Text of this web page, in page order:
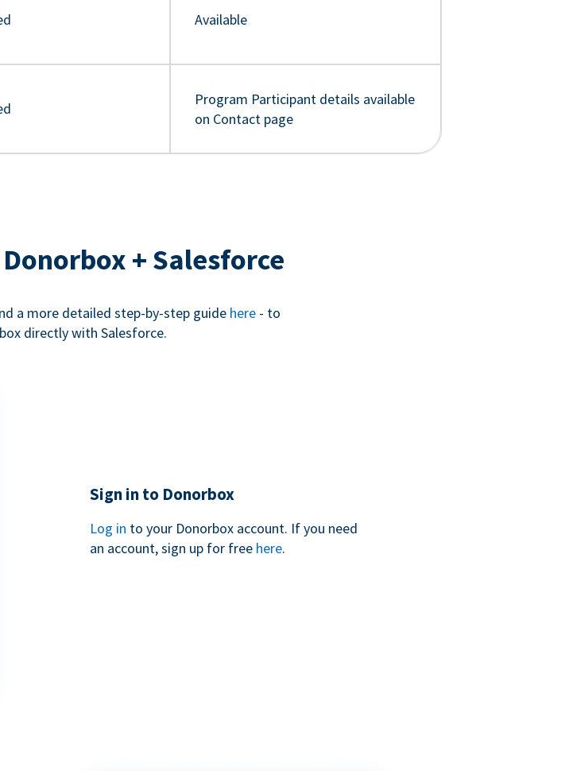
Available
Program Participant details available
on Contact page
+ Salesforce
a more detailed step-by-step guide here- to
directly with Salesforce.
Sign in to Donorbox
Log in to your Donorbox account. If you need
an account, sign up for free here.